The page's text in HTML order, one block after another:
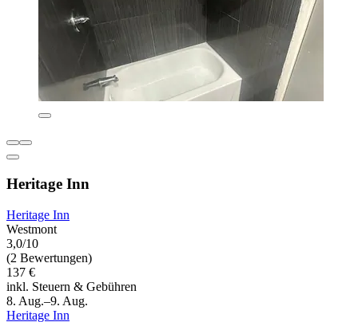
Heritage Inn
Heritage Inn
Westmont
3,0/10
(2 Bewertungen)
137 €
inkl. Steuern & Gebühren
8. Aug.–9. Aug.
Heritage Inn